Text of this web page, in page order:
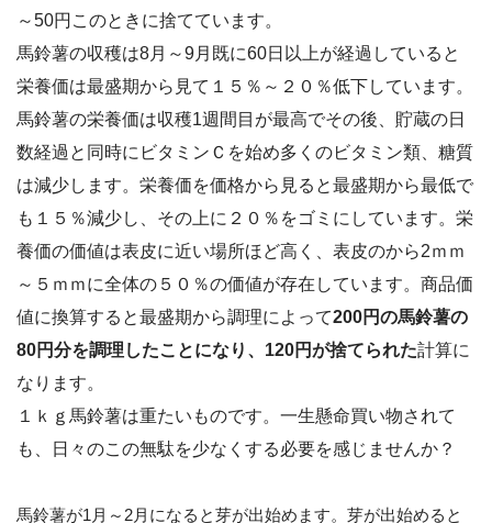
～50円このときに捨てています。
馬鈴薯の収穫は8月～9月既に60日以上が経過していると
栄養価は最盛期から見て１５％～２０％低下しています。
馬鈴薯の栄養価は収穫1週間目が最高でその後、貯蔵の日
数経過と同時にビタミンＣを始め多くのビタミン類、糖質
は減少します。栄養価を価格から見ると最盛期から最低で
も１５％減少し、その上に２０％をゴミにしています。栄
養価の価値は表皮に近い場所ほど高く、表皮のから2ｍｍ
～５ｍｍに全体の５０％の価値が存在しています。商品価
値に換算すると最盛期から調理によって200円の馬鈴薯の
80円分を調理したことになり、120円が捨てられた計算に
なります。
１ｋｇ馬鈴薯は重たいものです。一生懸命買い物されて
も、日々のこの無駄を少なくする必要を感じませんか？
馬鈴薯が1月～2月になると芽が出始めます。芽が出始めると